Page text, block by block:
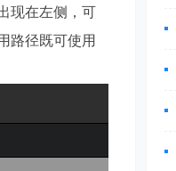
现在左侧，可
路径既可使用